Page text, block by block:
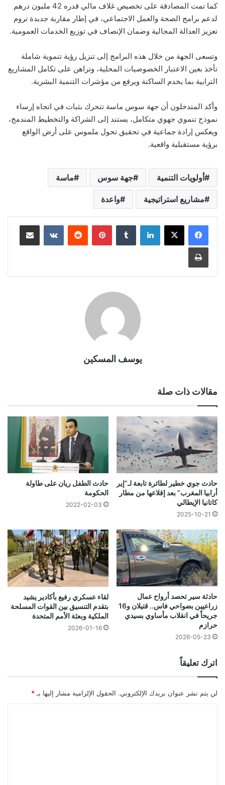
كما تمت المصادقة على تخصيص غلاف مالي قدره 42 مليون درهم
لدعم برامج الصحة والعمل الاجتماعي، في إطار مقاربة جديدة تروم
تعزيز العدالة المجالية وضمان الإنصاف في توزيع الخدمات العمومية.
وتسعى الجهة من خلال هذه البرامج إلى تنزيل رؤية تنموية شاملة
تأخذ بعين الاعتبار الخصوصيات المحلية، وتراهن على تكامل المشاريع
الترابية بما يخدم الساكنة ويرفع من مؤشرات التنمية البشرية.
وأكد المتدخلون أن جهة سوس ماسة تتحرك بثبات في اتجاه إرساء
نموذج تنموي جهوي متكامل، يستند إلى الشراكة والتخطيط المندمج،
ويعكس إرادة جماعية في تحقيق تحول ملموس على أرض الواقع
برؤية مستقبلية واقعية.
أولويات التنمية جهة سوس ماسة
مشاريع استراتيجية واعدة
لينكدإن بينتيريست مشاركة عبر البريد
طباعة
يوسف المسكين
مقالات ذات صلة
حادث جوي خطير لطائرة تابعة لـ”إير
أرابيا المغرب” بعد إقلاعها من مطار
كاتانيا الإيطالي
2025-10-21
حادث الطفل ريان على طاولة
الحكومة
2022-02-03
حادثة سير تحصد أرواح عمال
زراعيين بضواحي فاس.. قتيلان و16
جريحاً في انقلاب مأساوي بسيدي
حرازم
2026-05-23
لقاء عسكري رفيع بأكادير يشيد
بتقدم التنسيق بين القوات المسلحة
الملكية وبعثة الأمم المتحدة
2026-01-16
اترك تعليقاً
لن يتم نشر عنوان بريدك الإلكتروني. الحقول الإلزامية مشار إليها بـ *